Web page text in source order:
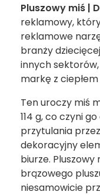
Pluszowy miś |
reklamowy,
reklamowe
branży
innych
markę z
Ten uroczy miś
114 g, co czyni
przytulania
dekoracyjny
biurze.
brązowego
niesamowicie